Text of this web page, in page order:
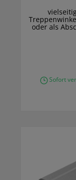
oder als
Sofort